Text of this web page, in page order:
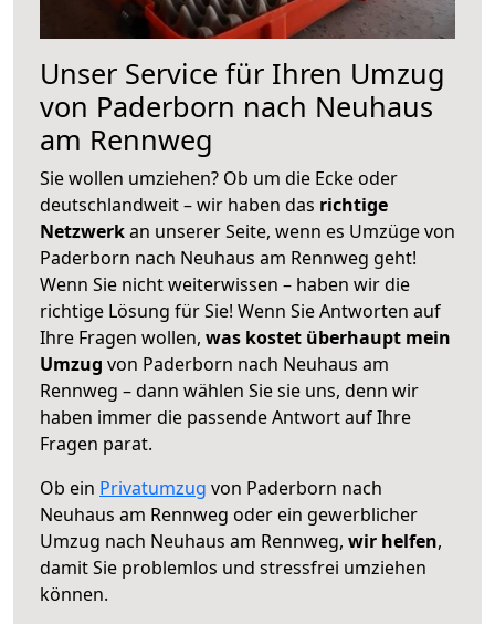
Unser Service für Ihren Umzug
von Paderborn nach Neuhaus
am Rennweg
Sie wollen umziehen? Ob um die Ecke oder
deutschlandweit – wir haben das richtige
Netzwerkan unserer Seite, wenn es Umzüge von
Paderborn nach Neuhaus am Rennweg geht!
Wenn Sie nicht weiterwissen – haben wir die
richtige Lösung für Sie! Wenn Sie Antworten auf
Ihre Fragen wollen, was kostet überhaupt mein
Umzug von Paderborn nach Neuhaus am
Rennweg – dann wählen Sie sie uns, denn wir
haben immer die passende Antwort auf Ihre
Fragen parat.
Ob ein Privatumzug von Paderborn nach
Neuhaus am Rennweg oder ein gewerblicher
Umzug nach Neuhaus am Rennweg, wir helfen,
damit Sie problemlos und stressfrei umziehen
können.